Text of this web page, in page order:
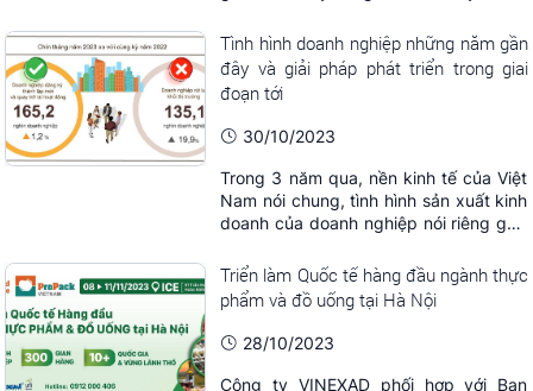
thông minh nhất và nổi bật nhất trong
các ngành công nghiệp. Các giải
thưởng phản ánh tương lai của các lĩnh
vực về ý tưởng và sự phát triển mới,
đưa ...
Tình hình doanh nghiệp những năm gần
đây và giải pháp phát triển trong giai
đoạn tới
30/10/2023
Trong 3 năm qua, nền kinh tế của Việt
Nam nói chung, tình hình sản xuất kinh
doanh của doanh nghiệp nói riêng gặp
có những vấn đề chưa có tiền lệ, ảnh
hưởng mạnh tới số lượng doanh nghiệp
thành lập mới và doanh nghiệp ngừng
hoạt động, nổi bật là: Tình hình phát ...
Triển làm Quốc tế hàng đầu ngành thực
phẩm và đồ uống tại Hà Nội
28/10/2023
Công ty VINEXAD phối hợp với Ban